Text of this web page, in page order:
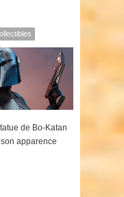
de Bo-Katan
apparence